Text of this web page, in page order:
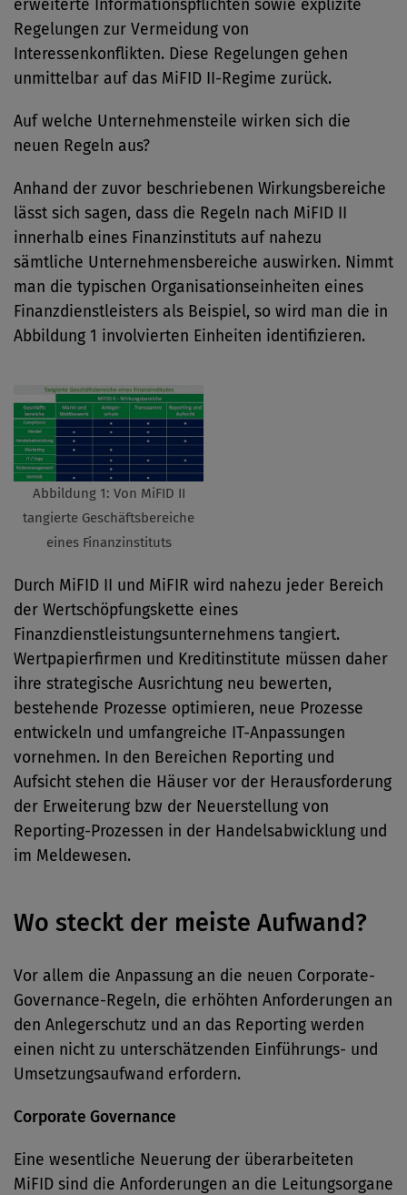
erweiterte Informationspflichten sowie explizite
Regelungen zur Vermeidung von
Interessenkonflikten. Diese Regelungen gehen
unmittelbar auf das MiFID II-Regime zurück.
Auf welche Unternehmensteile wirken sich die
neuen Regeln aus?
Anhand der zuvor beschriebenen Wirkungsbereiche
lässt sich sagen, dass die Regeln nach MiFID II
innerhalb eines Finanzinstituts auf nahezu
sämtliche Unternehmensbereiche auswirken. Nimmt
man die typischen Organisationseinheiten eines
Finanzdienstleisters als Beispiel, so wird man die in
Abbildung 1 involvierten Einheiten identifizieren.
Abbildung 1: Von MiFID II
tangierte Geschäftsbereiche
eines Finanzinstituts
Durch MiFID II und MiFIR wird nahezu jeder Bereich
der Wertschöpfungskette eines
Finanzdienstleistungsunternehmens tangiert.
Wertpapierfirmen und Kreditinstitute müssen daher
ihre strategische Ausrichtung neu bewerten,
bestehende Prozesse optimieren, neue Prozesse
entwickeln und umfangreiche IT-Anpassungen
vornehmen. In den Bereichen Reporting und
Aufsicht stehen die Häuser vor der Herausforderung
der Erweiterung bzw der Neuerstellung von
Reporting-Prozessen in der Handelsabwicklung und
im Meldewesen.
Wo steckt der meiste Aufwand?
Vor allem die Anpassung an die neuen Corporate-
Governance-Regeln, die erhöhten Anforderungen an
den Anlegerschutz und an das Reporting werden
einen nicht zu unterschätzenden Einführungs- und
Umsetzungsaufwand erfordern.
Corporate Governance
Eine wesentliche Neuerung der überarbeiteten
MiFID sind die Anforderungen an die Leitungsorgane